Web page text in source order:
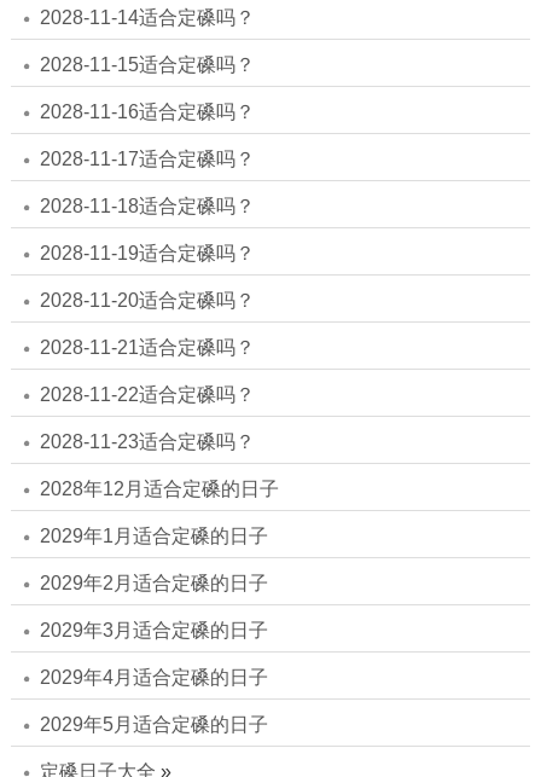
2028-11-14适合定磉吗？
2028-11-15适合定磉吗？
2028-11-16适合定磉吗？
2028-11-17适合定磉吗？
2028-11-18适合定磉吗？
2028-11-19适合定磉吗？
2028-11-20适合定磉吗？
2028-11-21适合定磉吗？
2028-11-22适合定磉吗？
2028-11-23适合定磉吗？
2028年12月适合定磉的日子
2029年1月适合定磉的日子
2029年2月适合定磉的日子
2029年3月适合定磉的日子
2029年4月适合定磉的日子
2029年5月适合定磉的日子
定磉日子大全 »